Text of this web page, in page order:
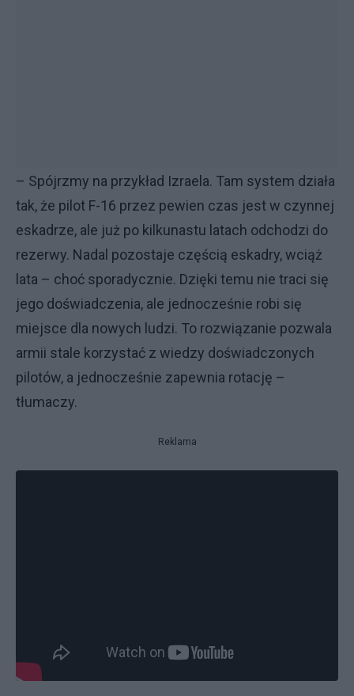
– Spójrzmy na przykład Izraela. Tam system działa
tak, że pilot F-16 przez pewien czas jest w czynnej
eskadrze, ale już po kilkunastu latach odchodzi do
rezerwy. Nadal pozostaje częścią eskadry, wciąż
lata – choć sporadycznie. Dzięki temu nie traci się
jego doświadczenia, ale jednocześnie robi się
miejsce dla nowych ludzi. To rozwiązanie pozwala
armii stale korzystać z wiedzy doświadczonych
pilotów, a jednocześnie zapewnia rotację –
tłumaczy.
Reklama